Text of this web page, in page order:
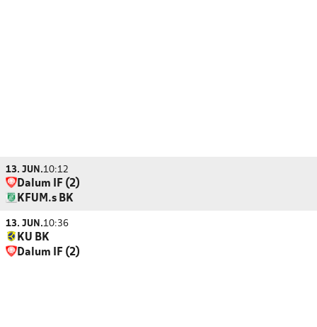
13. JUN.10:12
Dalum IF (2)
KFUM.s BK
13. JUN.10:36
KU BK
Dalum IF (2)